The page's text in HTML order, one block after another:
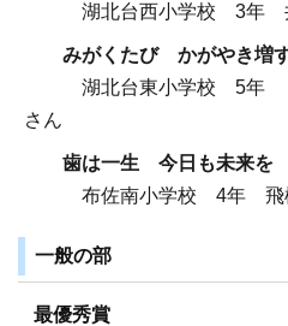
湖北台西小学校 3年
みがくたび かがやき増
湖北台東小学校 5年
さん
歯は一生 今日も未来を
布佐南小学校 4年 飛
一般の部
最優秀賞